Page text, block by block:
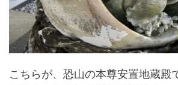
こちらが、恐山の本尊安置地蔵殿